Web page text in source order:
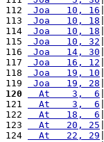
112
Joa   10, 16
113
Joa   10, 18
114
Joa   10, 18
115
Joa   10, 32
116
Joa   14, 30
117
Joa   16, 12
118
Joa   19, 10
119
Joa   19, 28
120
  At    3,  6
121
  At    3,  6
122
  At   18,  6
123
  At   20, 25
124
  At   22, 29